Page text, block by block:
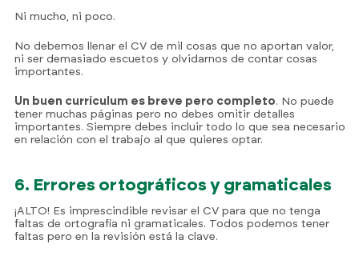
Ni mucho, ni poco.
No debemos llenar el CV de mil cosas que no aportan valor,
ni ser demasiado escuetos y olvidarnos de contar cosas
importantes.
Un buen currículum es breve pero completo. No puede
tener muchas páginas pero no debes omitir detalles
importantes. Siempre debes incluir todo lo que sea necesario
en relación con el trabajo al que quieres optar.
6. Errores ortográficos y gramaticales
¡ALTO! Es imprescindible revisar el CV para que no tenga
faltas de ortografía ni gramaticales. Todos podemos tener
faltas pero en la revisión está la clave.